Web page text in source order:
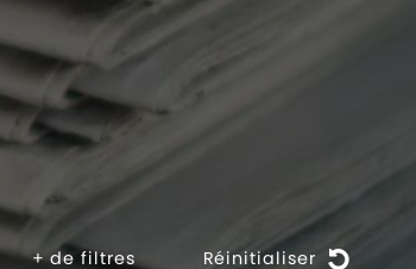
+de filtres Réinitialiser